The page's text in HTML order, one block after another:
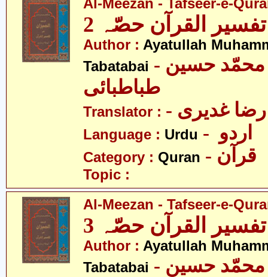
Al-Meezan - Tafseer-e-
القرآن حصّہ 2
Author : Ayatullah
Tabatabai - آیت اللہ محمّد حسین
طباطبائی
Translator : رضا غدیری
Language : Urdu
Category : Quran - قرآن
Topic :
Al-Meezan - Tafseer-e-
القرآن حصّہ 3
Author : Ayatullah
Tabatabai - آیت اللہ محمّد حسین